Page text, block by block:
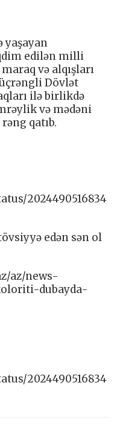
yaşayan
edilən milli
və alqışları
üçrəngli Dövlət
ilə birlikdə
və mədəni
qatıb.
2024490516834
edən sən ol
az/news-
dubayda-
2024490516834